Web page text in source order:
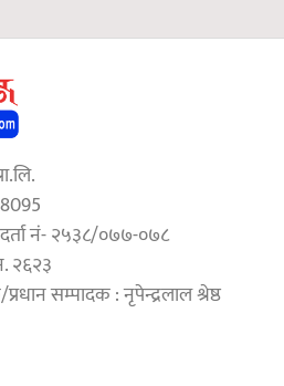
नं- २५३८/०७७-०७८
२६२३
सम्पादक : नृपेन्द्रलाल श्रेष्ठ